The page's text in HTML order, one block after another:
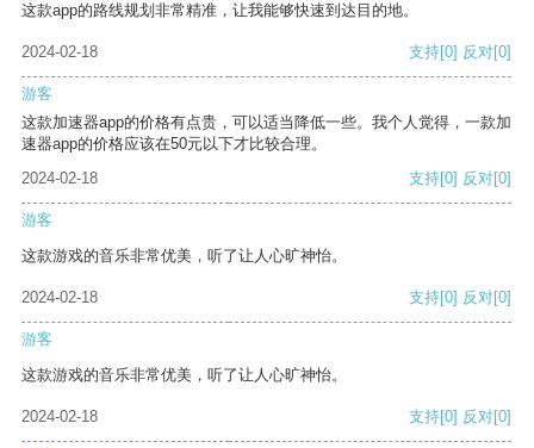
这款app的路线规划非常精准，让我能够快速到达目的地。
2024-02-18 支持[0] 反对[0]
游客
这款加速器app的价格有点贵，可以适当降低一些。我个人觉得，一款加
速器app的价格应该在50元以下才比较合理。
2024-02-18
支持[0] 反对[0]
游客
这款游戏的音乐非常优美，听了让人心旷神怡。
2024-02-18 支持[0] 反对[0]
游客
这款游戏的音乐非常优美，听了让人心旷神怡。
2024-02-18 支持[0] 反对[0]